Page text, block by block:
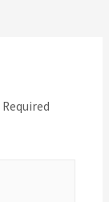
Required